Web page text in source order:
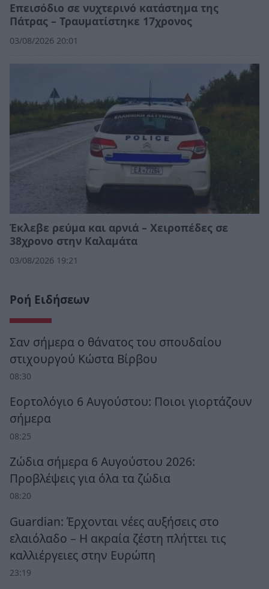
Επεισόδιο σε νυχτερινό κατάστημα της
Πάτρας – Τραυματίστηκε 17χρονος
03/08/2026 20:01
Έκλεβε ρεύμα και αρνιά – Χειροπέδες σε
38χρονο στην Καλαμάτα
03/08/2026 19:21
Ροή Ειδήσεων
Σαν σήμερα ο θάνατος του σπουδαίου
στιχουργού Κώστα Βίρβου
08:30
Εορτολόγιο 6 Αυγούστου: Ποιοι γιορτάζουν
σήμερα
08:25
Ζώδια σήμερα 6 Αυγούστου 2026:
Προβλέψεις για όλα τα ζώδια
08:20
Guardian: Έρχονται νέες αυξήσεις στο
ελαιόλαδο – Η ακραία ζέστη πλήττει τις
καλλιέργειες στην Ευρώπη
23:19